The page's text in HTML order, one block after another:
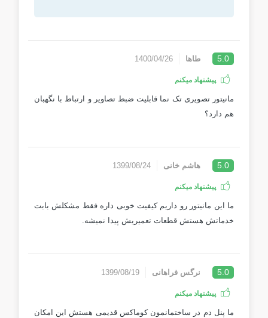
5.0 طاها 1400/04/26
پیشنهاد میکنم
مانیتور تصویری تک نما قابلیت ضبط تصاویر و ارتباط با نگهبان
هم دارد؟
5.0 هاشم خانی 1399/08/24
پیشنهاد میکنم
ما این مانیتور رو داریم کیفیت خوبی داره فقط مشکلش بابت
خدماتش هستش قطعات تعمیریش پیدا نمیشه.
5.0 نرگس فراهانی 1399/08/19
پیشنهاد میکنم
ما پنل دم در ساختمانمون کوماکس قدیمی هستش این امکان